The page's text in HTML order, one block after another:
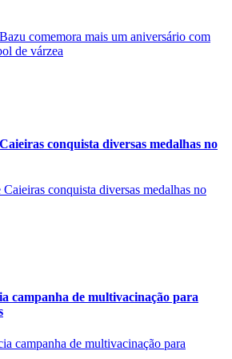
conquista diversas medalhas no
campanha de multivacinação para